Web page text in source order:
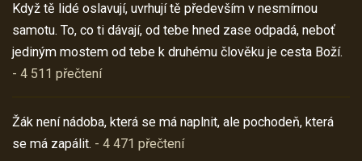
Když tě lidé oslavují, uvrhují tě především v nesmírnou
samotu. To, co ti dávají, od tebe hned zase odpadá, neboť
jediným mostem od tebe k druhému člověku je cesta Boží.
- 4 511 přečtení
Žák není nádoba, která se má naplnit, ale pochodeň, která
se má zapálit. - 4 471 přečtení